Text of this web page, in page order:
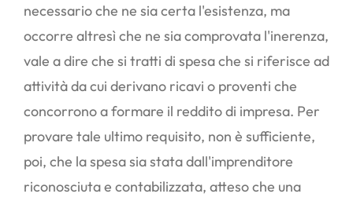
necessario che ne sia certa l'esistenza, ma
occorre altresì che ne sia comprovata l'inerenza,
vale a dire che si tratti di spesa che si riferisce ad
attività da cui derivano ricavi o proventi che
concorrono a formare il reddito di impresa. Per
provare tale ultimo requisito, non è sufficiente,
poi, che la spesa sia stata dall'imprenditore
riconosciuta e contabilizzata, atteso che una